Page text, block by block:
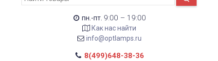
пн.-пт. 9:00 – 19:00
Как нас найти
info@optlamps.ru
8(499)648-38-36